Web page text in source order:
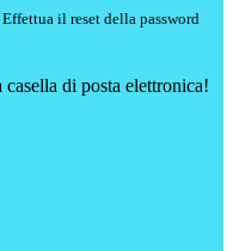
il reset della password
di posta elettronica!